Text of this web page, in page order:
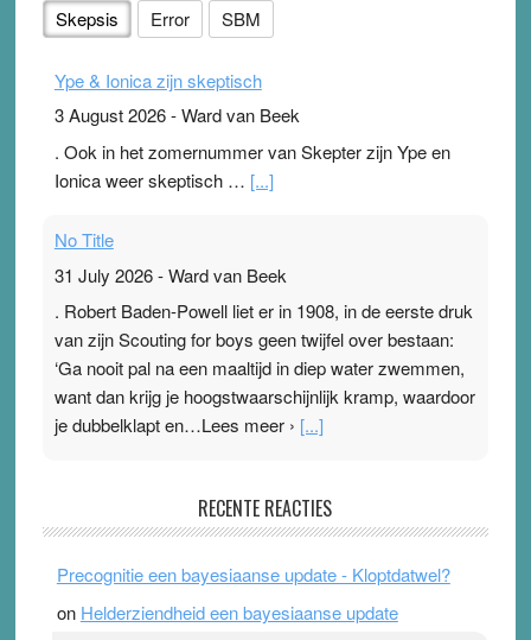
Skepsis Error SBM
Ype & Ionica zijn skeptisch
3 August 2026-Ward van Beek
. Ook in het zomernummer van Skepter zijn Ype en
Ionica weer skeptisch … [...]
No Title
31 July 2026-Ward van Beek
. Robert Baden-Powell liet er in 1908, in de eerste druk
van zijn Scouting for boys geen twijfel over bestaan:
‘Ga nooit pal na een maaltijd in diep water zwemmen,
want dan krijg je hoogstwaarschijnlijk kramp, waardoor
je dubbelklapt en…Lees meer › [...]
Ward van Beek
topsporters. Ze hopen ermee hun hartslag te verlagen
terwijl ze meer zuurstof opnemen. Daarop heeft zo’n
RECENTE REACTIES
Precognitie een bayesiaanse update - Kloptdatwel?
on Helderziendheid een bayesiaanse update